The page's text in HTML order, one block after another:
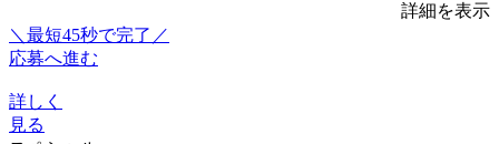
詳細を表示
＼最短45秒で完了／
応募へ進む
詳しく
見る